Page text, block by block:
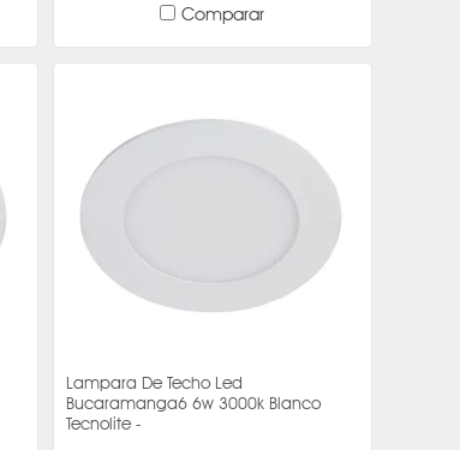
Comparar
Lampara De Techo Led
Bucaramanga6 6w 3000k Blanco
Tecnolite -